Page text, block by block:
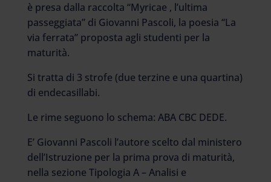
è presa dalla raccolta “Myricae , l’ultima
passeggiata” di Giovanni Pascoli, la poesia “La
via ferrata” proposta agli studenti per la
maturità.
Si tratta di 3 strofe (due terzine e una quartina)
di endecasillabi.
Le rime seguono lo schema: ABA CBC DEDE.
E’ Giovanni Pascoli l’autore scelto dal ministero
dell’Istruzione per la prima prova di maturità,
nella sezione Tipologia A – Analisi e